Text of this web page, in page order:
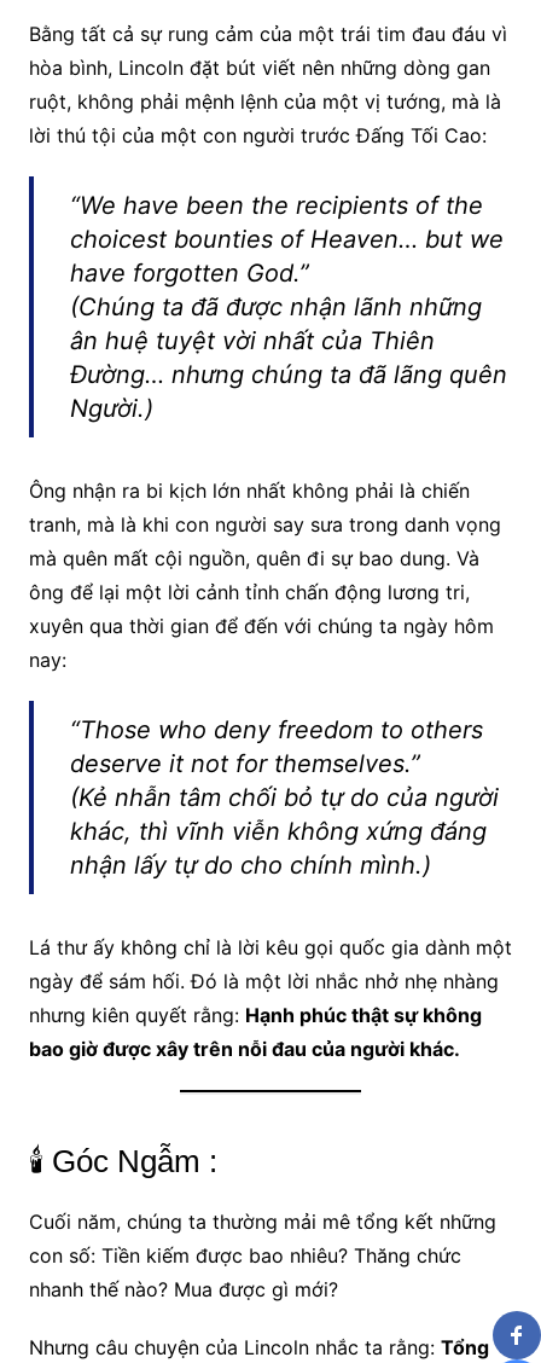
Bằng tất cả sự rung cảm của một trái tim đau đáu vì
hòa bình, Lincoln đặt bút viết nên những dòng gan
ruột, không phải mệnh lệnh của một vị tướng, mà là
lời thú tội của một con người trước Đấng Tối Cao:
“We have been the recipients of the
choicest bounties of Heaven… but we
have forgotten God.”
(Chúng ta đã được nhận lãnh những
ân huệ tuyệt vời nhất của Thiên
Đường… nhưng chúng ta đã lãng quên
Người.)
Ông nhận ra bi kịch lớn nhất không phải là chiến
tranh, mà là khi con người say sưa trong danh vọng
mà quên mất cội nguồn, quên đi sự bao dung. Và
ông để lại một lời cảnh tỉnh chấn động lương tri,
xuyên qua thời gian để đến với chúng ta ngày hôm
nay:
“Those who deny freedom to others
deserve it not for themselves.”
(Kẻ nhẫn tâm chối bỏ tự do của người
khác, thì vĩnh viễn không xứng đáng
nhận lấy tự do cho chính mình.)
Lá thư ấy không chỉ là lời kêu gọi quốc gia dành một
ngày để sám hối. Đó là một lời nhắc nhở nhẹ nhàng
nhưng kiên quyết rằng: Hạnh phúc thật sự không
bao giờ được xây trên nỗi đau của người khác.
🕯️ Góc Ngẫm :
Cuối năm, chúng ta thường mải mê tổng kết những
con số: Tiền kiếm được bao nhiêu? Thăng chức
nhanh thế nào? Mua được gì mới?
Nhưng câu chuyện của Lincoln nhắc ta rằng: Tổng